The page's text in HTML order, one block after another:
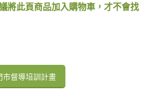
將此頁商品加入購物車，才不會找
市督導培訓計畫